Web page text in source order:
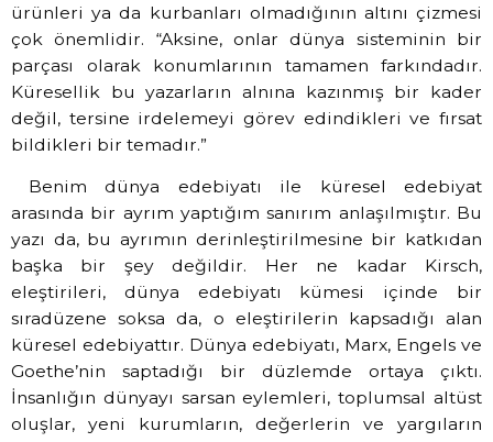
ürünleri ya da kurbanları olmadığının altını çizmesi
çok önemlidir. “Aksine, onlar dünya sisteminin bir
parçası olarak konumlarının tamamen farkındadır.
Küresellik bu yazarların alnına kazınmış bir kader
değil, tersine irdelemeyi görev edindikleri ve fırsat
bildikleri bir temadır.”
Benim dünya edebiyatı ile küresel edebiyat
arasında bir ayrım yaptığım sanırım anlaşılmıştır. Bu
yazı da, bu ayrımın derinleştirilmesine bir katkıdan
başka bir şey değildir. Her ne kadar Kirsch,
eleştirileri, dünya edebiyatı kümesi içinde bir
sıradüzene soksa da, o eleştirilerin kapsadığı alan
küresel edebiyattır. Dünya edebiyatı, Marx, Engels ve
Goethe’nin saptadığı bir düzlemde ortaya çıktı.
İnsanlığın dünyayı sarsan eylemleri, toplumsal altüst
oluşlar, yeni kurumların, değerlerin ve yargıların